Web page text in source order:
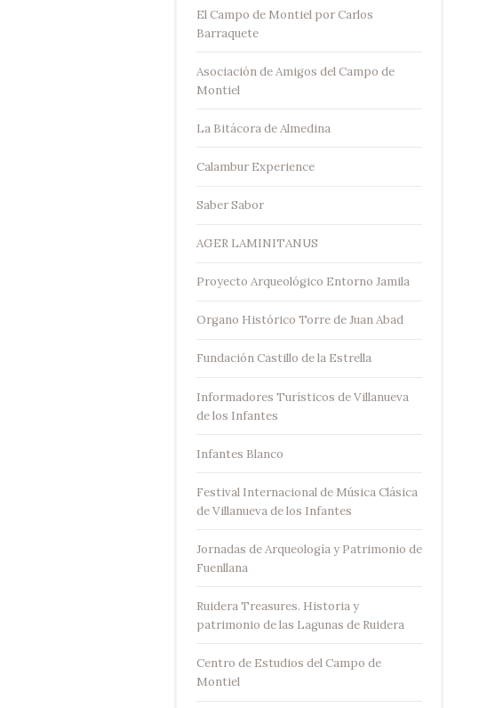
El Campo de Montiel por Carlos
Barraquete
Asociación de Amigos del Campo de
Montiel
La Bitácora de Almedina
Calambur Experience
Saber Sabor
AGER LAMINITANUS
Proyecto Arqueológico Entorno Jamila
Organo Histórico Torre de Juan Abad
Fundación Castillo de la Estrella
Informadores Turísticos de Villanueva
de los Infantes
Infantes Blanco
Festival Internacional de Música Clásica
de Villanueva de los Infantes
Jornadas de Arqueología y Patrimonio de
Fuenllana
Ruidera Treasures. Historia y
patrimonio de las Lagunas de Ruidera
Centro de Estudios del Campo de
Montiel